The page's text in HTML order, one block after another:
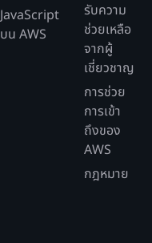
JavaScript
บน AWS
รับความ
ช่วยเหลือ
จากผู้
เชี่ยวชาญ
การช่วย
การเข้า
ถึงของ
AWS
กฎหมาย